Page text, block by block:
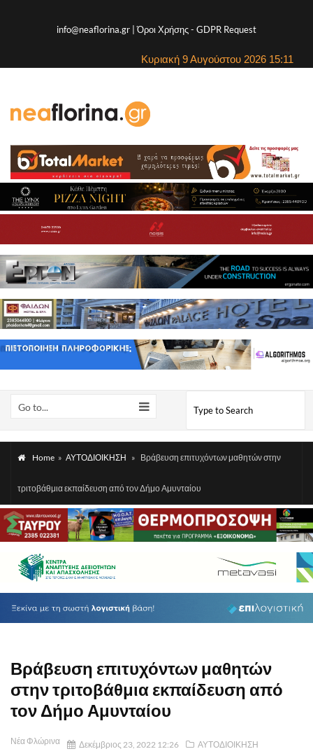
info@neaflorina.gr |Όροι Χρήσης- GDPR Request
Κυριακή 9 Αυγούστου 2026 15:11
Go to...
Home » ΑΥΤΟΔΙΟΙΚΗΣΗ » Βράβευση επιτυχόντων μαθητών στην
τριτοβάθμια εκπαίδευση από τον Δήμο Αμυνταίου
Βράβευση επιτυχόντων μαθητών
στην τριτοβάθμια εκπαίδευση από
τον Δήμο Αμυνταίου
Νέα Φλώρινα Δεκέμβριος 23, 2022 12:26 ΑΥΤΟΔΙΟΙΚΗΣΗ